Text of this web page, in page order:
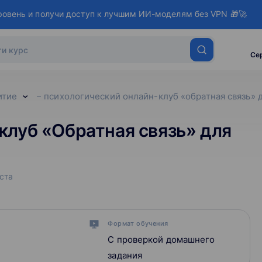
и получи доступ к лучшим ИИ-моделям без VPN 🎁🚀
психологический онлайн-клуб «обратная связь»
«Обратная связь» для
Формат обучения
С проверкой домашнего
задания